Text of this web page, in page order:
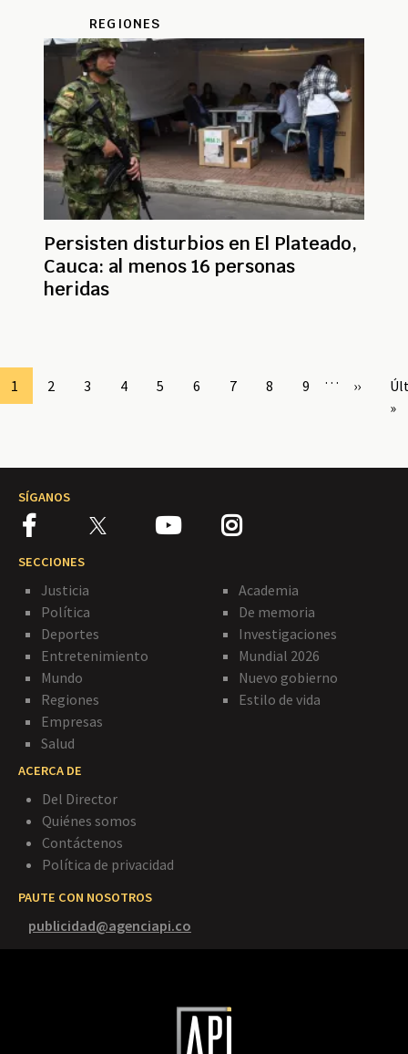
REGIONES
Persisten disturbios en El Plateado,
Cauca: al menos 16 personas
heridas
Page
1 Page
2 Page
3 Page
4 Page
5 Page
6 Page
7 Page
8 Page
9 …
página
››
»
SÍGANOS
SECCIONES
Justicia
Política
Deportes
Entretenimiento
Mundo
Regiones
Empresas
Salud
Academia
De memoria
Investigaciones
Mundial 2026
Nuevo gobierno
Estilo de vida
ACERCA DE
Del Director
Quiénes somos
Contáctenos
Política de privacidad
PAUTE CON NOSOTROS
publicidad@agenciapi.co